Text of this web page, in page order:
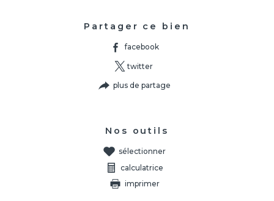
Partager ce bien
facebook
twitter
plus de partage
Nos outils
sélectionner
calculatrice
imprimer